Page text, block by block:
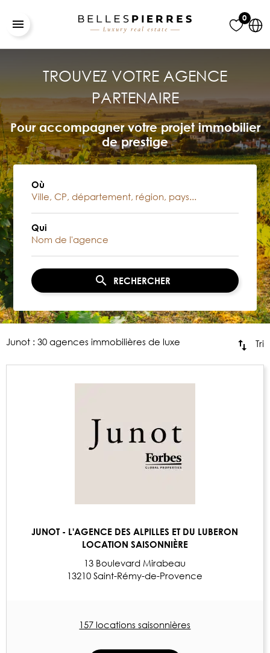
0
TROUVEZ VOTRE AGENCE
PARTENAIRE
Pour accompagner votre projet immobilier
de prestige
Où
Qui
RECHERCHER
Junot : 30 agences immobilières de luxe Tri
JUNOT - L'AGENCE DES ALPILLES ET DU LUBERON
LOCATION SAISONNIÈRE
13 Boulevard Mirabeau
13210 Saint-Rémy-de-Provence
157 locations saisonnières